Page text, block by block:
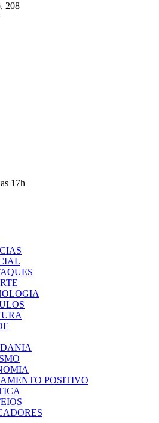
208
17h
POSITIVO